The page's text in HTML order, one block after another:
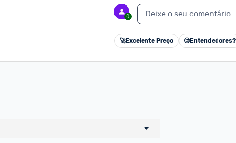
0 Deixe o seu comentário
🚀Excelente Preço 🧐Entendedores?